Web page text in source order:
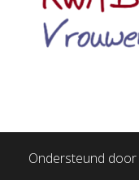
Ondersteund door